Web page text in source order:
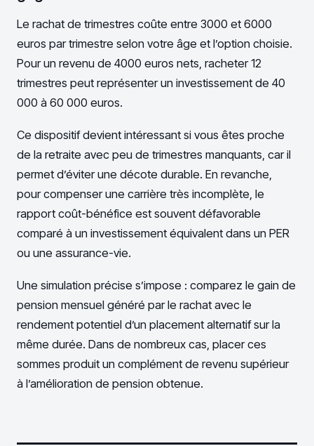
Le rachat de trimestres coûte entre 3000 et 6000
euros par trimestre selon votre âge et l’option choisie.
Pour un revenu de 4000 euros nets, racheter 12
trimestres peut représenter un investissement de 40
000 à 60 000 euros.
Ce dispositif devient intéressant si vous êtes proche
de la retraite avec peu de trimestres manquants, car il
permet d’éviter une décote durable. En revanche,
pour compenser une carrière très incomplète, le
rapport coût-bénéfice est souvent défavorable
comparé à un investissement équivalent dans un PER
ou une assurance-vie.
Une simulation précise s’impose : comparez le gain de
pension mensuel généré par le rachat avec le
rendement potentiel d’un placement alternatif sur la
même durée. Dans de nombreux cas, placer ces
sommes produit un complément de revenu supérieur
à l’amélioration de pension obtenue.